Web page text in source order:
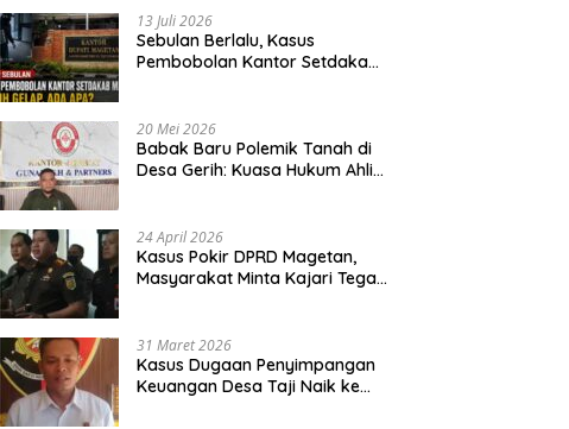
13 Juli 2026
Sebulan Berlalu, Kasus
Pembobolan Kantor Setdakab
20 Mei 2026
Babak Baru Polemik Tanah di
Desa Gerih: Kuasa Hukum Ahli
24 April 2026
Kasus Pokir DPRD Magetan,
Masyarakat Minta Kajari Tegak
31 Maret 2026
Kasus Dugaan Penyimpangan
Keuangan Desa Taji Naik ke